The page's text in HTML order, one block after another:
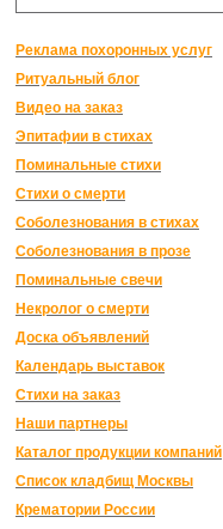
Реклама похоронных услуг
Ритуальный блог
Видео на заказ
Эпитафии в стихах
Поминальные стихи
Стихи о смерти
Соболезнования в стихах
Соболезнования в прозе
Поминальные свечи
Некролог о смерти
Доска объявлений
Календарь выставок
Стихи на заказ
Наши партнеры
Каталог продукции компаний
Список кладбищ Москвы
Крематории России